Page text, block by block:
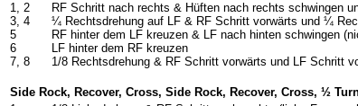
1, 2
3, 4
5
6
7, 8
RF Schritt nach rechts & Hüften nach rechts schwingen
¼ Rechtsdrehung auf LF & RF Schritt vorwärts und ¼
RF hinter dem LF kreuzen & LF nach hinten schwingen
LF hinter dem RF kreuzen
1/8 Rechtsdrehung & RF Schritt vorwärts und LF Schritt
Side Rock, Recover, Cross, Side Rock, Recover, Cross, ½